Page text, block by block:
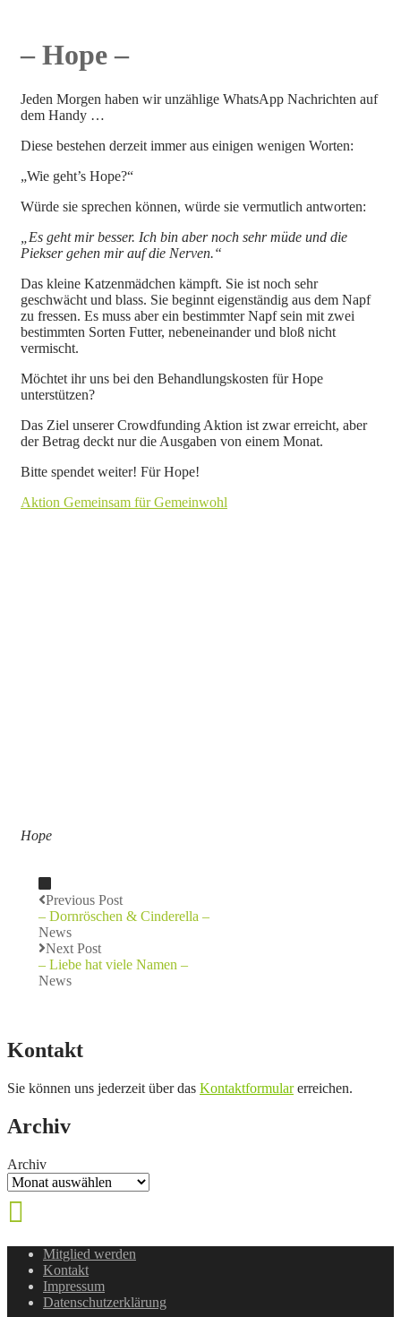
– Hope –
Jeden Morgen haben wir unzählige WhatsApp Nachrichten auf
dem Handy …
Diese bestehen derzeit immer aus einigen wenigen Worten:
„Wie geht’s Hope?“
Würde sie sprechen können, würde sie vermutlich antworten:
„Es geht mir besser. Ich bin aber noch sehr müde und die
Piekser gehen mir auf die Nerven.“
Das kleine Katzenmädchen kämpft. Sie ist noch sehr
geschwächt und blass. Sie beginnt eigenständig aus dem Napf
zu fressen. Es muss aber ein bestimmter Napf sein mit zwei
bestimmten Sorten Futter, nebeneinander und bloß nicht
vermischt.
Möchtet ihr uns bei den Behandlungskosten für Hope
unterstützen?
Das Ziel unserer Crowdfunding Aktion ist zwar erreicht, aber
der Betrag deckt nur die Ausgaben von einem Monat.
Bitte spendet weiter! Für Hope!
Aktion Gemeinsam für Gemeinwohl
Hope
Previous Post
– Dornröschen & Cinderella –
News
Next Post
– Liebe hat viele Namen –
News
Kontakt
Sie können uns jederzeit über das Kontaktformularerreichen.
Archiv
Archiv
Mitglied werden
Kontakt
Impressum
Datenschutzerklärung